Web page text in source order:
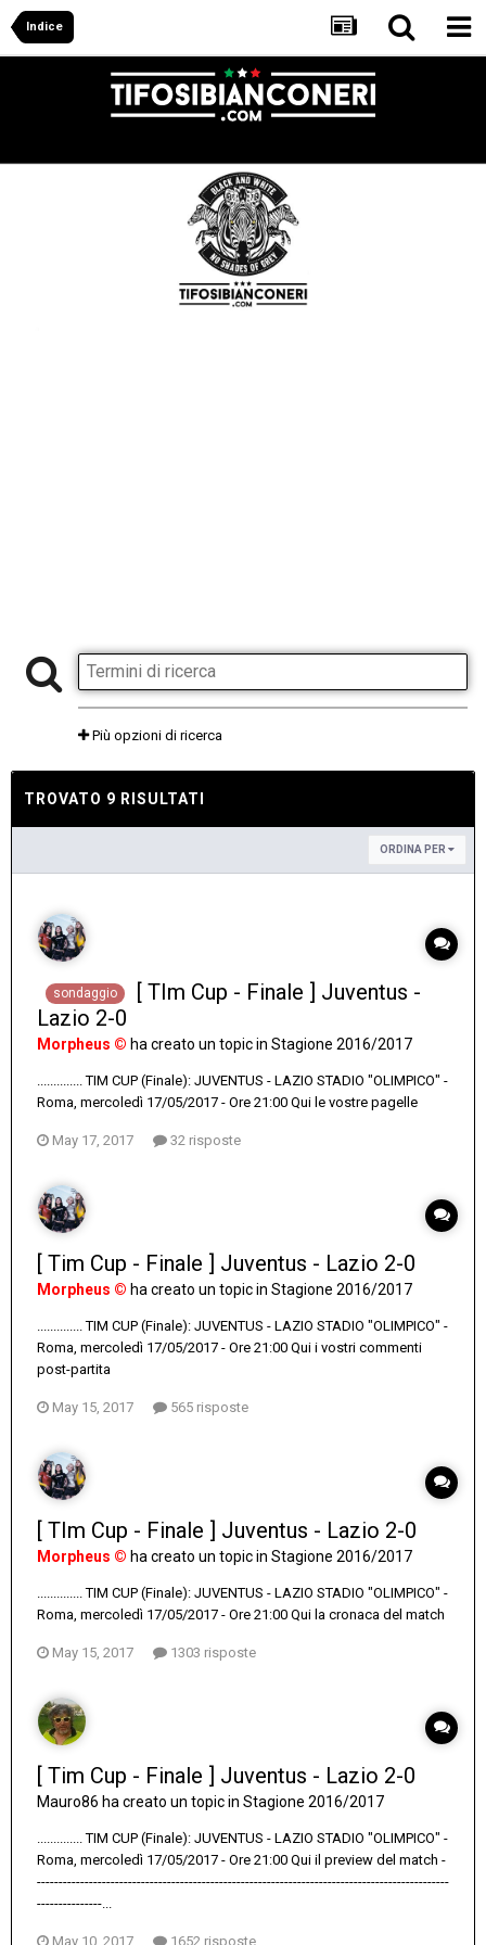
Indice
Più opzioni di ricerca
TROVATO 9 RISULTATI
ORDINA PER
sondaggio
[ TIm Cup - Finale ] Juventus -
Lazio 2-0
Morpheus © ha creato un topic in Stagione 2016/2017
.............. TIM CUP (Finale): JUVENTUS - LAZIO STADIO "OLIMPICO" -
Roma, mercoledì 17/05/2017 - Ore 21:00 Qui le vostre pagelle
May 17, 2017 32 risposte
[ Tim Cup - Finale ] Juventus - Lazio 2-0
Morpheus © ha creato un topic in Stagione 2016/2017
.............. TIM CUP (Finale): JUVENTUS - LAZIO STADIO "OLIMPICO" -
Roma, mercoledì 17/05/2017 - Ore 21:00 Qui i vostri commenti
post-partita
May 15, 2017 565 risposte
[ TIm Cup - Finale ] Juventus - Lazio 2-0
Morpheus © ha creato un topic in Stagione 2016/2017
.............. TIM CUP (Finale): JUVENTUS - LAZIO STADIO "OLIMPICO" -
Roma, mercoledì 17/05/2017 - Ore 21:00 Qui la cronaca del match
May 15, 2017 1303 risposte
[ Tim Cup - Finale ] Juventus - Lazio 2-0
Mauro86 ha creato un topic in Stagione 2016/2017
.............. TIM CUP (Finale): JUVENTUS - LAZIO STADIO "OLIMPICO" -
Roma, mercoledì 17/05/2017 - Ore 21:00 Qui il preview del match -
-----------------------------------------------------------------------------------------------
---------------...
May 10, 2017 1652 risposte